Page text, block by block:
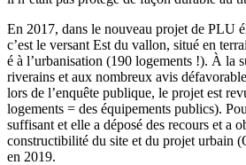
En 2017, dans le nouveau projet de PLU
c’est le versant Est du vallon, situé en
é à l’urbanisation (190 logements !). À la
riverains et aux nombreux avis
lors de l’enquête publique, le projet est
logements = des équipements publics).
suffisant et elle a déposé des recours et a
constructibilité du site et du projet urbain
en 2019.